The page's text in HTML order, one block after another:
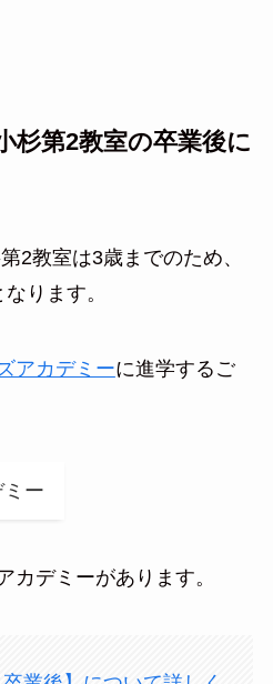
杉第2教室の卒業後に
2教室は3歳までのため、
ります。
アカデミーに進学するご
ー
カデミーがあります。